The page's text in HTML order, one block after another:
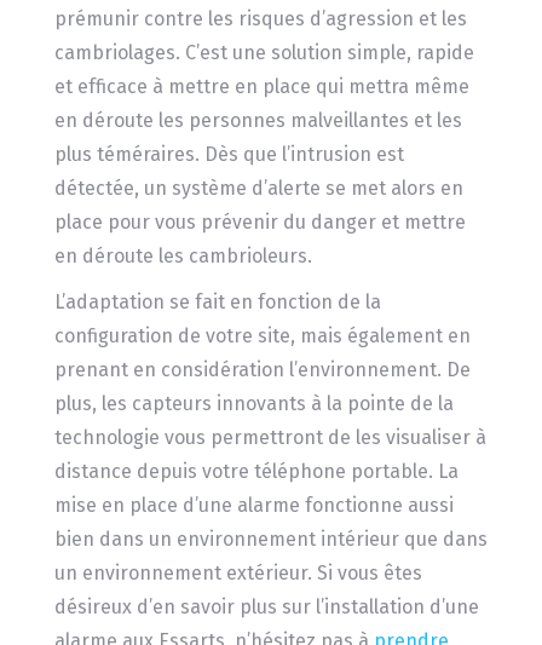
prémunir contre les risques d’agression et les
cambriolages. C’est une solution simple, rapide
et efficace à mettre en place qui mettra même
en déroute les personnes malveillantes et les
plus téméraires. Dès que l’intrusion est
détectée, un système d’alerte se met alors en
place pour vous prévenir du danger et mettre
en déroute les cambrioleurs.
L’adaptation se fait en fonction de la
configuration de votre site, mais également en
prenant en considération l’environnement. De
plus, les capteurs innovants à la pointe de la
technologie vous permettront de les visualiser à
distance depuis votre téléphone portable. La
mise en place d’une alarme fonctionne aussi
bien dans un environnement intérieur que dans
un environnement extérieur. Si vous êtes
désireux d’en savoir plus sur l’installation d’une